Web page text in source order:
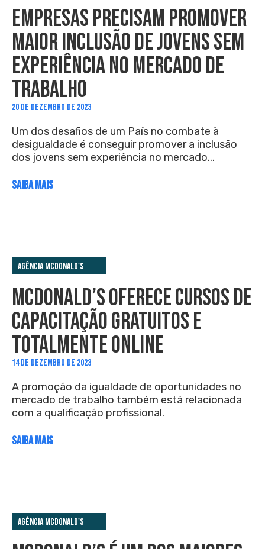
EMPRESAS PRECISAM PROMOVER
MAIOR INCLUSÃO DE JOVENS SEM
EXPERIÊNCIA NO MERCADO DE
TRABALHO
20 DE DEZEMBRO DE 2023
Um dos desafios de um País no combate à
desigualdade é conseguir promover a inclusão
dos jovens sem experiência no mercado...
SAIBA MAIS
Agência McDonald's
MCDONALD’S OFERECE CURSOS DE
CAPACITAÇÃO GRATUITOS E
TOTALMENTE ONLINE
14 DE DEZEMBRO DE 2023
A promoção da igualdade de oportunidades no
mercado de trabalho também está relacionada
com a qualificação profissional.
SAIBA MAIS
Agência McDonald's